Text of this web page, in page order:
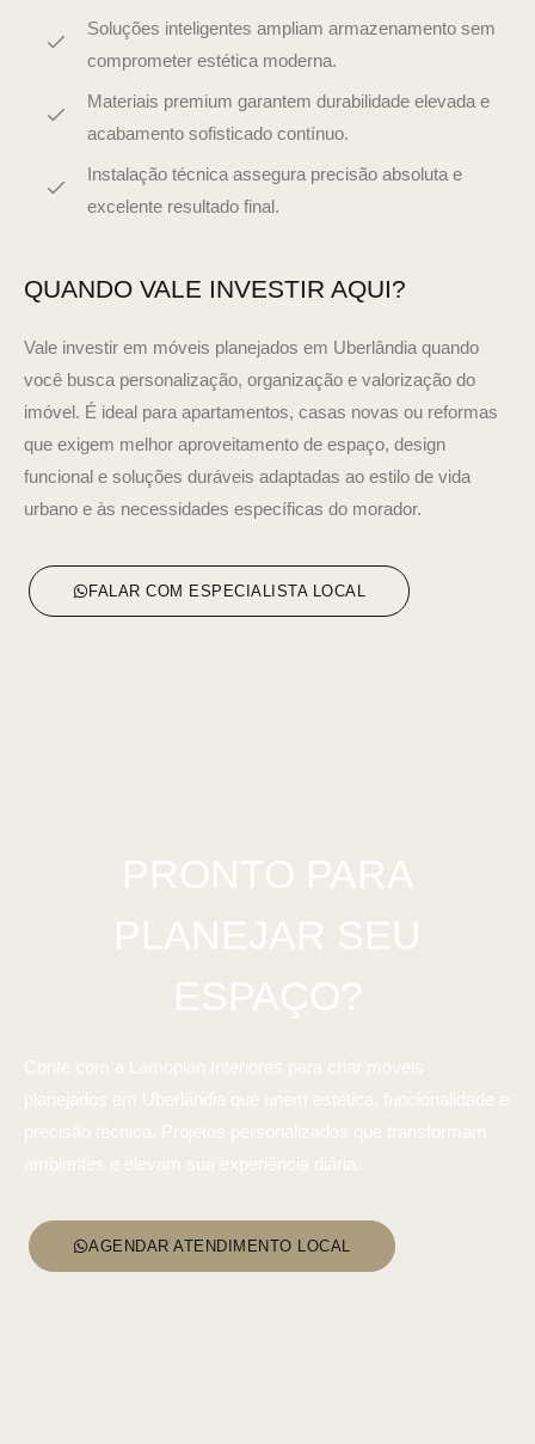
Soluções inteligentes ampliam armazenamento sem
comprometer estética moderna.
Materiais premium garantem durabilidade elevada e
acabamento sofisticado contínuo.
Instalação técnica assegura precisão absoluta e
excelente resultado final.
QUANDO VALE INVESTIR AQUI?
Vale investir em móveis planejados em Uberlândia quando
você busca personalização, organização e valorização do
imóvel. É ideal para apartamentos, casas novas ou reformas
que exigem melhor aproveitamento de espaço, design
funcional e soluções duráveis adaptadas ao estilo de vida
urbano e às necessidades específicas do morador.
FALAR COM ESPECIALISTA LOCAL
PRONTO PARA
PLANEJAR SEU
ESPAÇO?
Conte com a Lamoplan Interiores para criar móveis
planejados em Uberlândia que unem estética, funcionalidade e
precisão técnica. Projetos personalizados que transformam
ambientes e elevam sua experiência diária.
AGENDAR ATENDIMENTO LOCAL